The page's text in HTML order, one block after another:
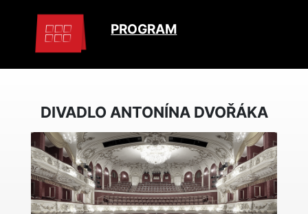
PROGRAM
DIVADLO ANTONÍNA DVOŘÁKA